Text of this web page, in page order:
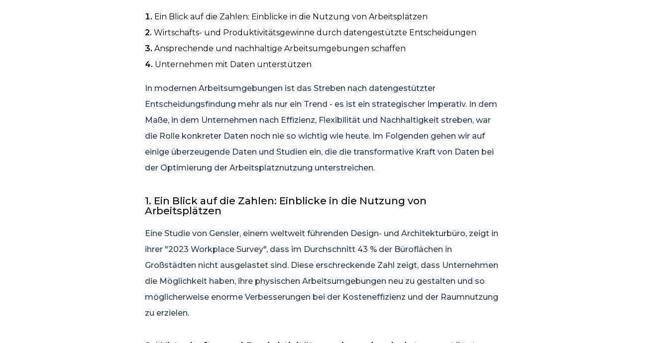
Ein Blick auf die Zahlen: Einblicke in die Nutzung von Arbeitsplätzen
Wirtschafts- und Produktivitätsgewinne durch datengestützte Entscheidungen
Ansprechende und nachhaltige Arbeitsumgebungen schaffen
Unternehmen mit Daten unterstützen
In modernen Arbeitsumgebungen ist das Streben nach datengestützter
Entscheidungsfindung mehr als nur ein Trend - es ist ein strategischer Imperativ. In dem
Maße, in dem Unternehmen nach Effizienz, Flexibilität und Nachhaltigkeit streben, war
die Rolle konkreter Daten noch nie so wichtig wie heute. Im Folgenden gehen wir auf
einige überzeugende Daten und Studien ein, die die transformative Kraft von Daten bei
der Optimierung der Arbeitsplatznutzung unterstreichen.
1. Ein Blick auf die Zahlen: Einblicke in die Nutzung von
Arbeitsplätzen
Eine Studie von Gensler, einem weltweit führenden Design- und Architekturbüro, zeigt in
ihrer "2023 Workplace Survey", dass im Durchschnitt 43 % der Büroflächen in
Großstädten nicht ausgelastet sind. Diese erschreckende Zahl zeigt, dass Unternehmen
die Möglichkeit haben, ihre physischen Arbeitsumgebungen neu zu gestalten und so
möglicherweise enorme Verbesserungen bei der Kosteneffizienz und der Raumnutzung
zu erzielen.